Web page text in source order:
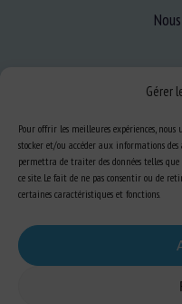
Gérer
Pour offrir les meilleures expériences, nous
stocker et/ou accéder aux informations des
permettra de traiter des données telles
ce site. Le fait de ne pas consentir ou de
certaines caractéristiques et fonctions.
Se